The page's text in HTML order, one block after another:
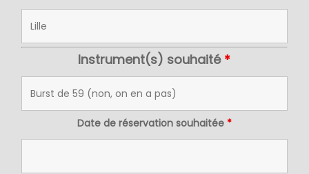
Instrument(s) souhaité *
Date de réservation souhaitée *